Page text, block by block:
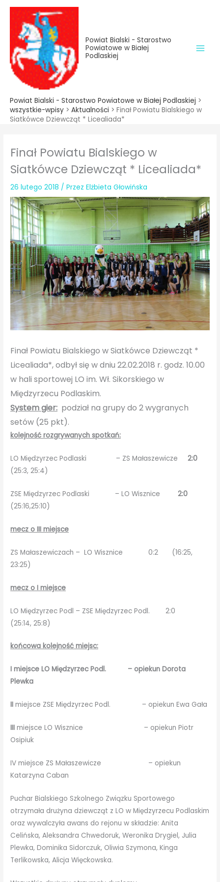
treści
Przejdź
treści
Powiat Bialski - Starostwo
Powiatowe w Białej
Podlaskiej
Powiat Bialski - Starostwo Powiatowe w Białej Podlaskiej >
wszystkie-wpisy > Aktualności > Finał Powiatu Bialskiego w
Siatkówce Dziewcząt * Licealiada*
Finał Powiatu Bialskiego w
Siatkówce Dziewcząt * Licealiada*
26 lutego 2018 / PrzezElżbieta Głowińska
Finał Powiatu Bialskiego w Siatkówce Dziewcząt *
Licealiada*, odbył się w dniu 22.02.2018 r. godz. 10.00
w hali sportowej LO im. Wł. Sikorskiego w
Międzyrzecu Podlaskim.
System gier: podział na grupy do 2 wygranych
setów (25 pkt).
kolejność rozgrywanych spotkań:
LO Międzyrzec Podlaski – ZS Małaszewicze2:0
(25:3, 25:4)
ZSE Międzyrzec Podlaski – LO Wisznice2:0
(25:16,25:10)
mecz o III miejsce
ZS Małaszewiczach – LO Wisznice 0:2
(16:25,
23:25)
mecz o I miejsce
LO Międzyrzec Podl – ZSE Międzyrzec Podl. 2:0
(25:14, 25:8)
końcowa kolejność miejsc:
I miejsce LO Międzyrzec Podl. –opiekun Dorota
Plewka
II miejsce ZSE Międzyrzec Podl. – opiekun Ewa Gała
III miejsce LO Wisznice – opiekun Piotr
Osipiuk
IV miejsce ZS Małaszewicze – opiekun
Katarzyna Caban
Puchar Bialskiego Szkolnego Związku Sportowego
otrzymała drużyna dziewcząt z LO w Międzyrzecu Podlaskim
oraz wywalczyła awans do rejonu w składzie: Anita
Celińska, Aleksandra Chwedoruk, Weronika Drygiel, Julia
Plewka, Dominika Sidorczuk, Oliwia Szymona, Kinga
Terlikowska, Alicja Więckowska.